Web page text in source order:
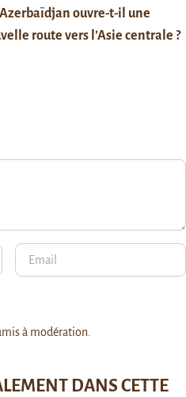
ouvre-t-il une
route vers l’Asie centrale ?
à modération.
DANS CETTE